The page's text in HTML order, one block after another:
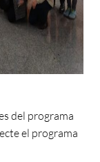
del programa
el programa